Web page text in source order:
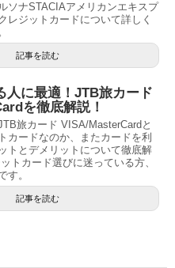
ソナSTACIAアメリカンエキスプ
レジットカードについて詳しく
記事を読む
人に最適！JTB旅カード
を徹底解説！
旅カード VISA/MasterCardと
カードなのか、またカードを利
トとデメリットについて徹底解
トカード選びに迷っている方、
す。
記事を読む